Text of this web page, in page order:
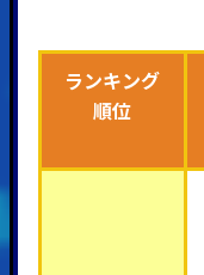
ランキング
順位